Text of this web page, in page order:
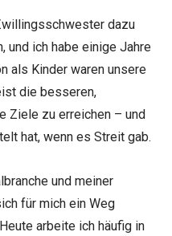
dazu
und ich habe einige Jahre
als Kinder waren unsere
die besseren,
Ziele zu erreichen – und
hat, wenn es Streit gab.
und meiner
für mich ein Weg
arbeite ich häufig in